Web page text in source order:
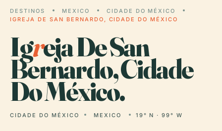
DESTINOS MEXICO
CIDADE DO MÉXICO
IGREJA DE SAN BERNARDO, CIDADE DO MÉXICO
Igreja De San
Bernardo, Cidade
Do México.
CIDADE DO MÉXICO MEXICO 19° N · 99° W